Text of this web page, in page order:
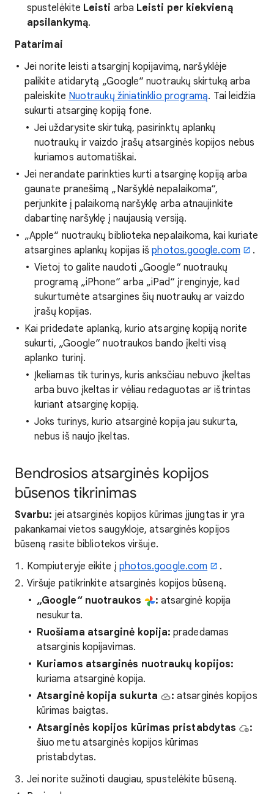
spustelėkite Leisti arba Leisti per kiekvieną
apsilankymą.
Patarimai
Jei norite leisti atsarginį kopijavimą, naršyklėje
palikite atidarytą „Google“ nuotraukų skirtuką arba
paleiskite Nuotraukų žiniatinklio programą. Tai leidžia
sukurti atsarginę kopiją fone.
Jei uždarysite skirtuką, pasirinktų aplankų
nuotraukų ir vaizdo įrašų atsarginės kopijos nebus
kuriamos automatiškai.
Jei nerandate parinkties kurti atsarginę kopiją arba
gaunate pranešimą „Naršyklė nepalaikoma“,
perjunkite į palaikomą naršyklę arba atnaujinkite
dabartinę naršyklę į naujausią versiją.
„Apple“ nuotraukų biblioteka nepalaikoma, kai kuriate
atsargines aplankų kopijas išphotos.google.com
.
Vietoj to galite naudoti „Google“ nuotraukų
programą „iPhone“ arba „iPad“ įrenginyje, kad
sukurtumėte atsargines šių nuotraukų ar vaizdo
įrašų kopijas.
Kai pridedate aplanką, kurio atsarginę kopiją norite
sukurti, „Google“ nuotraukos bando įkelti visą
aplanko turinį.
Įkeliamas tik turinys, kuris anksčiau nebuvo įkeltas
arba buvo įkeltas ir vėliau redaguotas ar ištrintas
kuriant atsarginę kopiją.
Joks turinys, kurio atsarginė kopija jau sukurta,
nebus iš naujo įkeltas.
Bendrosios atsarginės kopijos
būsenos tikrinimas
Svarbu: jei atsarginės kopijos kūrimas įjungtas ir yra
pakankamai vietos saugykloje, atsarginės kopijos
būseną rasite bibliotekos viršuje.
Kompiuteryje eikite į photos.google.com
.
Viršuje patikrinkite atsarginės kopijos būseną.
„Google“ nuotraukos
: atsarginė kopija
nesukurta.
Ruošiama atsarginė kopija: pradedamas
atsarginis kopijavimas.
Kuriamos atsarginės nuotraukų kopijos:
kuriama atsarginė kopija.
Atsarginė kopija sukurta
: atsarginės kopijos
kūrimas baigtas.
Atsarginės kopijos kūrimas pristabdytas
:
šiuo metu atsarginės kopijos kūrimas
pristabdytas.
Jei norite sužinoti daugiau, spustelėkite būseną.